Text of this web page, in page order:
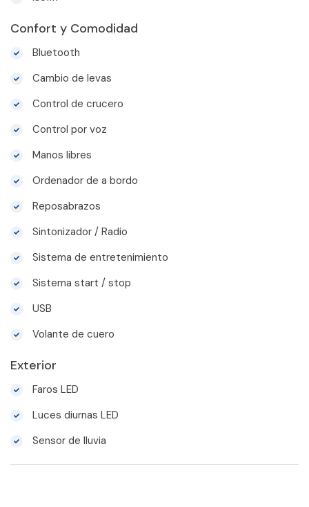
Confort y Comodidad
Bluetooth
Cambio de levas
Control de crucero
Control por voz
Manos libres
Ordenador de a bordo
Reposabrazos
Sintonizador / Radio
Sistema de entretenimiento
Sistema start / stop
USB
Volante de cuero
Exterior
Faros LED
Luces diurnas LED
Sensor de lluvia